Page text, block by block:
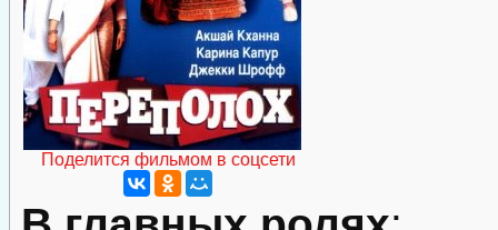
Поделится фильмом в соцсети